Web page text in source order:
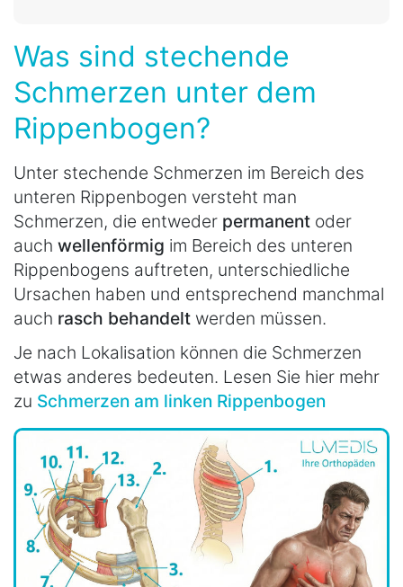
Was sind stechende
Schmerzen unter dem
Rippenbogen?
Unter stechende Schmerzen im Bereich des
unteren Rippenbogen versteht man
Schmerzen, die entweder permanent oder
auch wellenförmig im Bereich des unteren
Rippenbogens auftreten, unterschiedliche
Ursachen haben und entsprechend manchmal
auch rasch behandelt werden müssen.
Je nach Lokalisation können die Schmerzen
etwas anderes bedeuten. Lesen Sie hier mehr
zu Schmerzen am linken Rippenbogen